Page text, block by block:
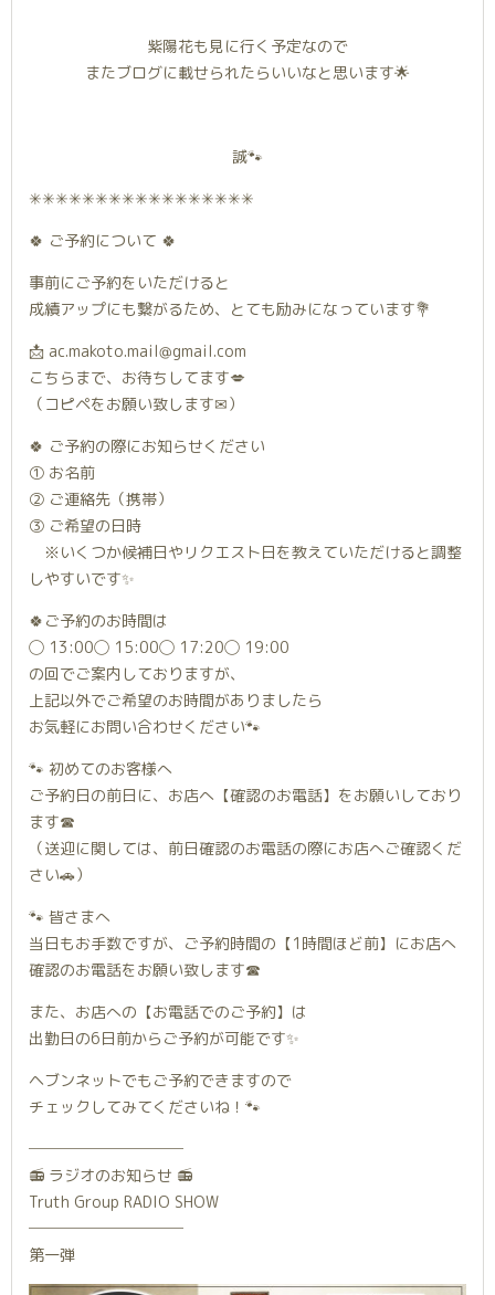
紫陽花も見に行く予定なので
またブログに載せられたらいいなと思います🌟
誠🐾
✳︎✳︎✳︎✳︎✳︎✳︎✳︎✳︎✳︎✳︎✳︎✳︎✳︎✳︎✳︎✳︎✳︎
🍀 ご予約について 🍀
事前にご予約をいただけると
成績アップにも繋がるため、とても励みになっています💐
📩 ac.makoto.mail@gmail.com
こちらまで、お待ちしてます💋
（コピペをお願い致します✉︎）
🍀 ご予約の際にお知らせください
① お名前
② ご連絡先（携帯）
③ ご希望の日時
※いくつか候補日やリクエスト日を教えていただけると調整
しやすいです✨
🍀ご予約のお時間は
◯ 13:00◯ 15:00◯ 17:20◯ 19:00
の回でご案内しておりますが、
上記以外でご希望のお時間がありましたら
お気軽にお問い合わせください🐾
🐾 初めてのお客様へ
ご予約日の前日に、お店へ【確認のお電話】をお願いしており
ます☎︎
（送迎に関しては、前日確認のお電話の際にお店へご確認くだ
さい🚗）
🐾 皆さまへ
当日もお手数ですが、ご予約時間の【1時間ほど前】にお店へ
確認のお電話をお願い致します☎︎
また、お店への【お電話でのご予約】は
出勤日の6日前からご予約が可能です✨
ヘブンネットでもご予約できますので
チェックしてみてくださいね！🐾
──────────
📻 ラジオのお知らせ 📻
Truth Group RADIO SHOW
──────────
第一弾